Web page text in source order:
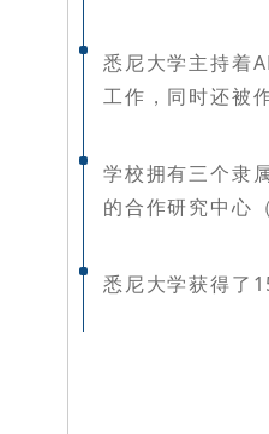
悉尼大学主持着
工作，同时还被
学校拥有三个隶
的合作研究中心
悉尼大学获得了